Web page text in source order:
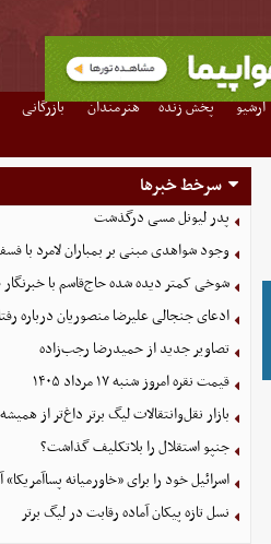
آرشیو پخش زنده هنرمندان
بازرگانی
سرخط خبرها
پدر لیونل مسی درگذشت
وجود شواهدی مبنی بر بمباران لامرد با
شوخی کمتر دیده شده حاج‌قاسم با
ادعای جنجالی علیرضا منصوریان درباره
تصاویر جدید از حمیدرضا رجب‌زاده
قیمت نقره امروز شنبه ۱۷ مرداد ۱۴۰۵
بازار نقل‌وانتقالات لیگ برتر داغ‌تر از همیشه
جنپو استقلال را بلاتکلیف گذاشت؟
اسرائیل خود را برای «خاورمیانه
نسل تازه پیکان آماده رقابت در لیگ برتر